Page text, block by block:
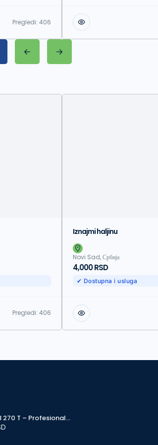
Pregledi: 406
Pregledi: 406
Iznajmi haljinu
Novi Sad, Србија
4,000 RSD
✔ Dostupna i usluga
270 T – Profesionalni
270 bar